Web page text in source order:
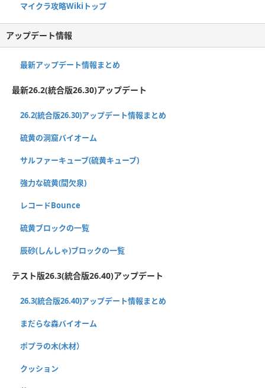
マイクラ攻略Wikiトップ
アップデート情報
最新アップデート情報まとめ
最新26.2(統合版26.30)アップデート
26.2(統合版26.30)アップデート情報まとめ
硫黄の洞窟バイオーム
サルファーキューブ(硫黄キューブ)
強力な硫黄(間欠泉)
レコードBounce
硫黄ブロックの一覧
辰砂(しんしゃ)ブロックの一覧
テスト版26.3(統合版26.40)アップデート
26.3(統合版26.40)アップデート情報まとめ
まだらな森バイオーム
ポプラの木(木材）
クッション